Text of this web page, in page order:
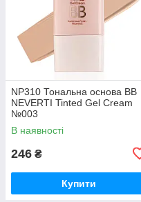
NP310 Тональна основа BB
NEVERTI Tinted Gel Cream
№003
В наявності
246 ₴
Купити